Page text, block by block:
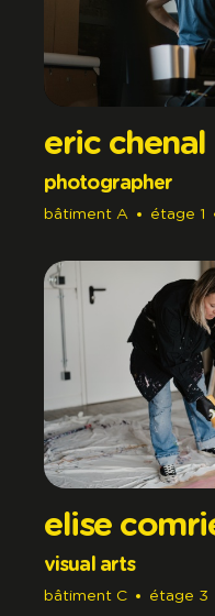
eric chenal
photographer
bâtiment A étage 1
elise
visual arts
bâtiment C étage 3